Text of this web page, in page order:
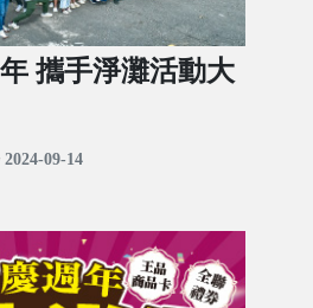
攜手淨灘活動大
09-14